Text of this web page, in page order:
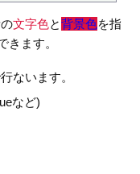
文字色と背景色を指
きます。
ないます。
など)